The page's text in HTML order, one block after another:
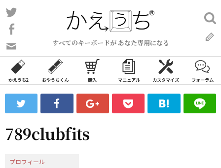
コ
ン
ン
ツ
ス
ッ
プ
すべてのキーボードが あなた専用になる
い
合
わ
フ
ォ
ム
検
索:
かえうち2 おやうちくん 購入 マニュアル カスタマイズ フォーラム
789clubfits
プロフィール